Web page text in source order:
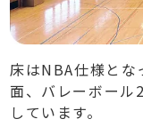
床はNBA仕様とな
面、バレーボール
しています。